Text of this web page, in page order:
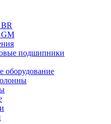
GM
подшипники
оборудование